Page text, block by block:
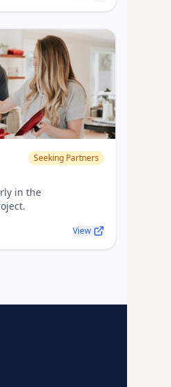
Seeking Partners
in the
View